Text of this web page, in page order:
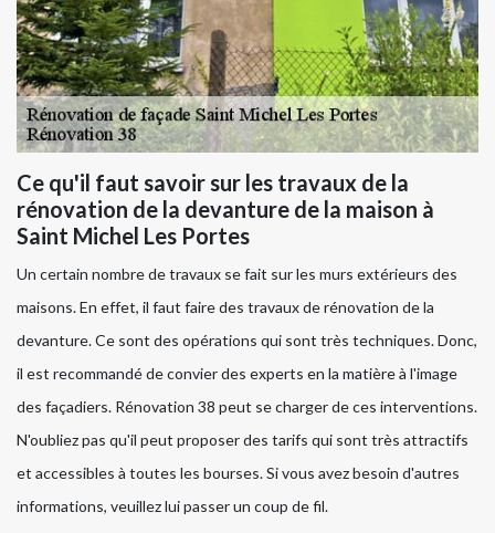
Ce qu'il faut savoir sur les travaux de la
rénovation de la devanture de la maison à
Saint Michel Les Portes
Un certain nombre de travaux se fait sur les murs extérieurs des
maisons. En effet, il faut faire des travaux de rénovation de la
devanture. Ce sont des opérations qui sont très techniques. Donc,
il est recommandé de convier des experts en la matière à l'image
des façadiers. Rénovation 38 peut se charger de ces interventions.
N'oubliez pas qu'il peut proposer des tarifs qui sont très attractifs
et accessibles à toutes les bourses. Si vous avez besoin d'autres
informations, veuillez lui passer un coup de fil.